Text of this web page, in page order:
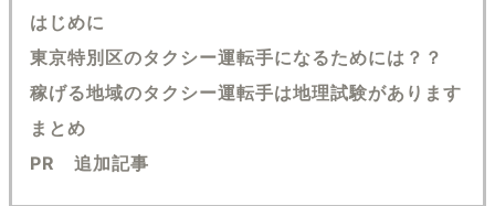
はじめに
東京特別区のタクシー運転手になるためには？？
稼げる地域のタクシー運転手は地理試験があります
まとめ
PR 追加記事